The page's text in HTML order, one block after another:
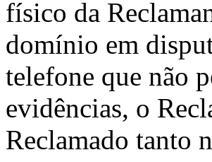
físico da
domínio em
telefone que não
evidências, o
Reclamado tanto